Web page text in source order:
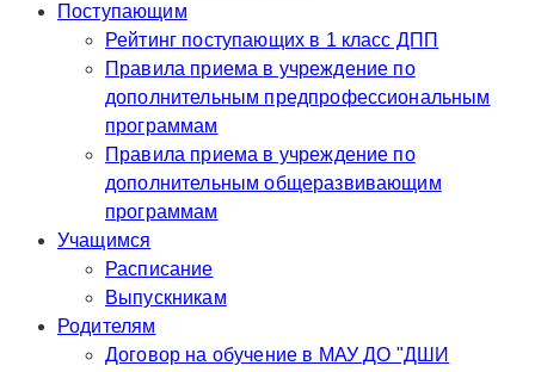
Поступающим
Рейтинг поступающих в 1 класс ДПП
Правила приема в учреждение по
дополнительным предпрофессиональным
программам
Правила приема в учреждение по
дополнительным общеразвивающим
программам
Учащимся
Расписание
Выпускникам
Родителям
Договор на обучение в МАУ ДО "ДШИ